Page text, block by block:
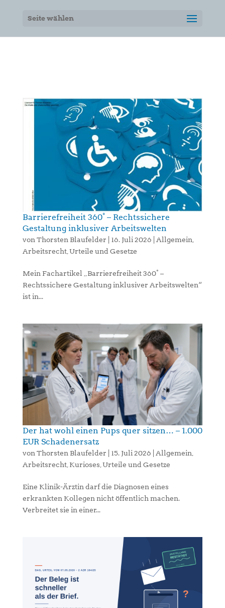
Seite wählen
Barrierefreiheit 360° – Rechtssichere
Gestaltung inklusiver Arbeitswelten
von Thorsten Blaufelder 16. Juli 2026 Allgemein
Arbeitsrecht, Urteile und Gesetze
Mein Fachartikel „Barrierefreiheit 360° –
Rechtssichere Gestaltung inklusiver Arbeitswelten“
ist in...
Der hat wohl einen Pups quer sitzen… – 1.000
EUR Schadenersatz
von Thorsten Blaufelder 15. Juli 2026 Allgemein
Arbeitsrecht, Kurioses, Urteile und Gesetze
Eine Klinik-Ärztin darf die Diagnosen eines
erkrankten Kollegen nicht öffentlich machen.
Verbreitet sie in einer...